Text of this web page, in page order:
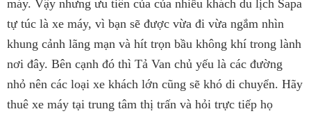
máy. Vậy nhưng ưu tiên của của nhiều khách du lịch Sapa
tự túc là xe máy, vì bạn sẽ được vừa đi vừa ngắm nhìn
khung cảnh lãng mạn và hít trọn bầu không khí trong lành
nơi đây. Bên cạnh đó thì Tả Van chủ yếu là các đường
nhỏ nên các loại xe khách lớn cũng sẽ khó di chuyển. Hãy
thuê xe máy tại trung tâm thị trấn và hỏi trực tiếp họ